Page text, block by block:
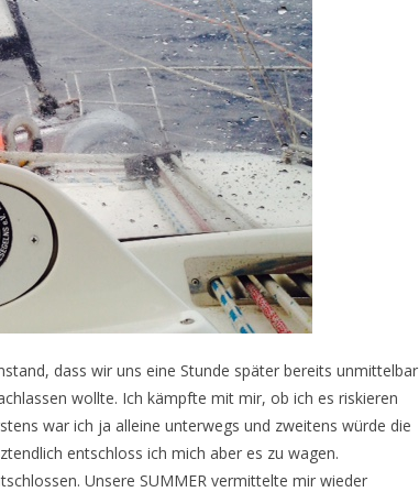
dass wir uns eine Stunde später bereits unmittelbar
wollte. Ich kämpfte mit mir, ob ich es riskieren
war ich ja alleine unterwegs und zweitens würde die
entschloss ich mich aber es zu wagen.
Unsere SUMMER vermittelte mir wieder